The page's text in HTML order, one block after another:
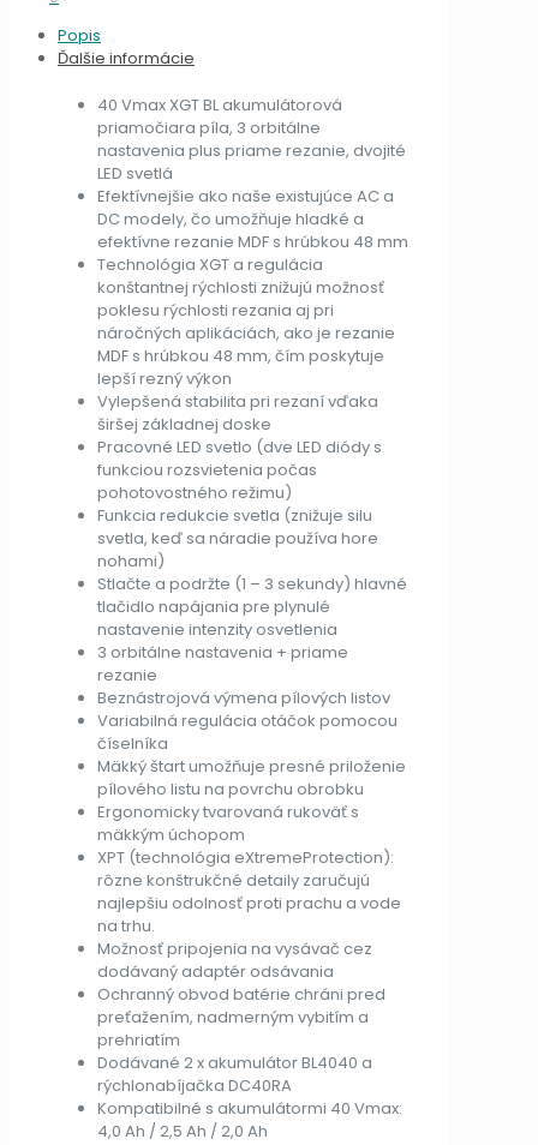
Popis
Ďalšie informácie
40 Vmax XGT BL akumulátorová
priamočiara píla, 3 orbitálne
nastavenia plus priame rezanie, dvojité
LED svetlá
Efektívnejšie ako naše existujúce AC a
DC modely, čo umožňuje hladké a
efektívne rezanie MDF s hrúbkou 48 mm
Technológia XGT a regulácia
konštantnej rýchlosti znižujú možnosť
poklesu rýchlosti rezania aj pri
náročných aplikáciách, ako je rezanie
MDF s hrúbkou 48 mm, čím poskytuje
lepší rezný výkon
Vylepšená stabilita pri rezaní vďaka
širšej základnej doske
Pracovné LED svetlo (dve LED diódy s
funkciou rozsvietenia počas
pohotovostného režimu)
Funkcia redukcie svetla (znižuje silu
svetla, keď sa náradie používa hore
nohami)
Stlačte a podržte (1 – 3 sekundy) hlavné
tlačidlo napájania pre plynulé
nastavenie intenzity osvetlenia
3 orbitálne nastavenia + priame
rezanie
Beznástrojová výmena pílových listov
Variabilná regulácia otáčok pomocou
číselníka
Mäkký štart umožňuje presné priloženie
pílového listu na povrchu obrobku
Ergonomicky tvarovaná rukoväť s
mäkkým úchopom
XPT (technológia eXtremeProtection):
rôzne konštrukčné detaily zaručujú
najlepšiu odolnosť proti prachu a vode
na trhu.
Možnosť pripojenia na vysávač cez
dodávaný adaptér odsávania
Ochranný obvod batérie chráni pred
preťažením, nadmerným vybitím a
prehriatím
Dodávané 2 x akumulátor BL4040 a
rýchlonabíjačka DC40RA
Kompatibilné s akumulátormi 40 Vmax:
4,0 Ah / 2,5 Ah / 2,0 Ah